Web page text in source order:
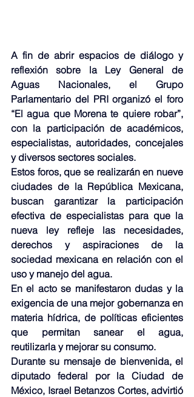
A fin de abrir espacios de diálogo y
reflexión sobre la Ley General de
Aguas Nacionales, el Grupo
Parlamentario del PRI organizó el foro
“El agua que Morena te quiere robar”,
con la participación de académicos,
especialistas, autoridades, concejales
y diversos sectores sociales.
Estos foros, que se realizarán en nueve
ciudades de la República Mexicana,
buscan garantizar la participación
efectiva de especialistas para que la
nueva ley refleje las necesidades,
derechos y aspiraciones de la
sociedad mexicana en relación con el
uso y manejo del agua.
En el acto se manifestaron dudas y la
exigencia de una mejor gobernanza en
materia hídrica, de políticas eficientes
que permitan sanear el agua,
reutilizarla y mejorar su consumo.
Durante su mensaje de bienvenida, el
diputado federal por la Ciudad de
México, Israel Betanzos Cortes, advirtió